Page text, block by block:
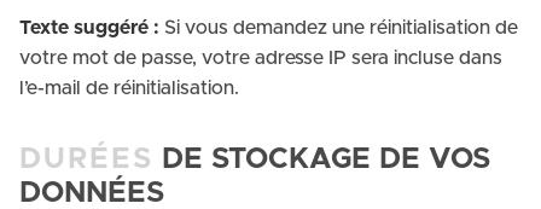
Texte suggéré : Si vous demandez une réinitialisation de
votre mot de passe, votre adresse IP sera incluse dans
l’e-mail de réinitialisation.
DURÉES
DE STOCKAGE DE VOS
DONNÉES